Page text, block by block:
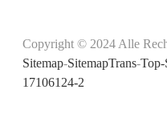
Copyright © 2024 Alle
Sitemap-SitemapTrans-Top-
17106124-2